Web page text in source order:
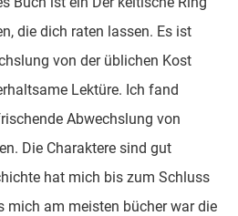
die dich raten lassen. Es ist
von der üblichen Kost
Lektüre. Ich fand
Abwechslung von
Die Charaktere sind gut
hat mich bis zum Schluss
mich am meisten bücher war die